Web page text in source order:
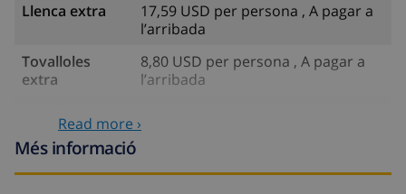
Llenca extra
17,59 USD per persona , A pagar a
l’arribada
Tovalloles
extra
8,80 USD per persona , A pagar a
l’arribada
tardana
(52,77 USD/HOUR)
Read more ›
Més informació